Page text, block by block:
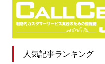
人気記事ランキング